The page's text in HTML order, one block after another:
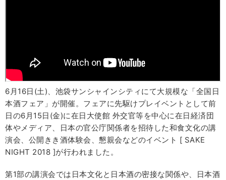
6月16日(土)、池袋サンシャインシティにて大規模な「全国日
本酒フェア」が開催。フェアに先駆けプレイベントとして前
日の6月15日(金)に在日大使館 外交官等を中心に在日経済団
体やメディア、日本の官公庁関係者を招待した和食文化の講
演会、公開きき酒体験会、懇親会などのイベント [ SAKE
NIGHT 2018 ]が行われました。
第1部の講演会では日本文化と日本酒の密接な関係や、日本酒